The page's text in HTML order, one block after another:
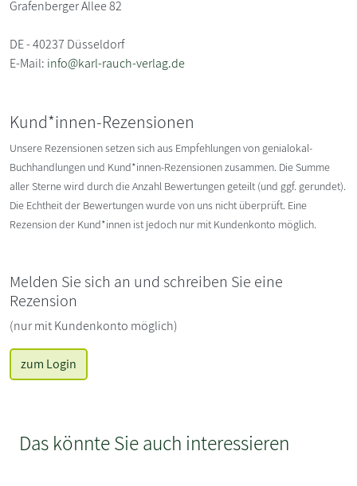
Grafenberger Allee 82
DE - 40237 Düsseldorf
E-Mail: info@karl-rauch-verlag.de
Kund*innen-Rezensionen
Unsere Rezensionen setzen sich aus Empfehlungen von genialokal-
Buchhandlungen und Kund*innen-Rezensionen zusammen. Die Summe
aller Sterne wird durch die Anzahl Bewertungen geteilt (und ggf. gerundet).
Die Echtheit der Bewertungen wurde von uns nicht überprüft. Eine
Rezension der Kund*innen ist jedoch nur mit Kundenkonto möglich.
Melden Sie sich an und schreiben Sie eine
Rezension
(nur mit Kundenkonto möglich)
zum Login
Das könnte Sie auch interessieren